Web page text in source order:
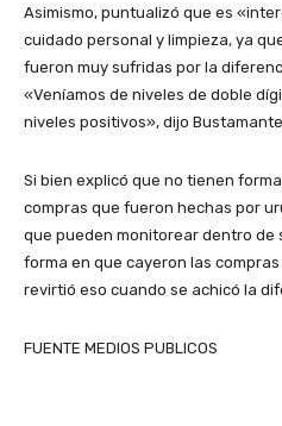
Asimismo, puntualizó que es
cuidado personal y limpieza, ya
fueron muy sufridas por la
«Veníamos de niveles de doble
niveles positivos», dijo Bustamante.
Si bien explicó que no tienen
compras que fueron hechas por
que pueden monitorear dentro de
forma en que cayeron las
revirtió eso cuando se achicó la
FUENTE MEDIOS PUBLICOS